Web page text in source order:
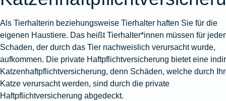
Als Tierhalterin beziehungsweise Tierhalter haften Sie für die
eigenen Haustiere. Das heißt Tierhalter*innen müssen für
Schaden, der durch das Tier nachweislich verursacht wurde,
aufkommen. Die private Haftpflichtversicherung bietet eine
Katzenhaftpflichtversicherung, denn Schäden, welche durch
Katze verursacht werden, sind durch die private
Haftpflichtversicherung abgedeckt.